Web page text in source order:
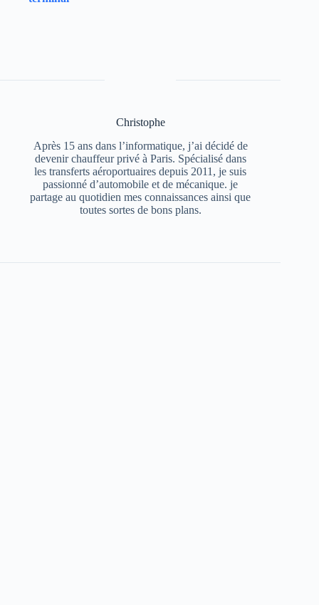
Christophe
Après 15 ans dans l’informatique, j’ai décidé de
devenir chauffeur privé à Paris. Spécialisé dans
les transferts aéroportuaires depuis 2011, je suis
passionné d’automobile et de mécanique. je
partage au quotidien mes connaissances ainsi que
toutes sortes de bons plans.